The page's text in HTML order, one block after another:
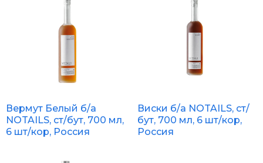
Вермут Белый б/а
NOTAILS, ст/бут, 700 мл,
6 шт/кор, Россия
Виски б/а NOTAILS, ст/
бут, 700 мл, 6 шт/кор,
Россия